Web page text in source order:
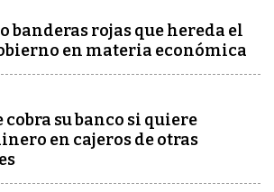
banderas rojas que hereda el
en materia económica
cobra su banco si quiere
en cajeros de otras